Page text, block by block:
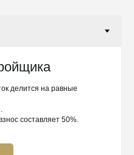
делится на равные
составляет 50%.